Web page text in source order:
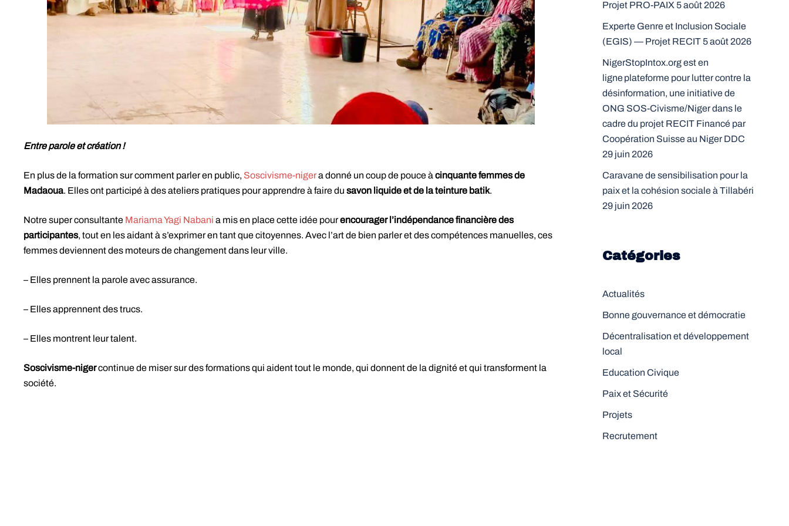
Entre parole et création !
En plus de la formation sur comment parler en public, Soscivisme-nigera donné un coup de pouce à cinquante femmes de
Madaoua. Elles ont participé à des ateliers pratiques pour apprendre à faire du savon liquide et de la teinture batik.
Notre super consultante Mariama Yagi Nabani a mis en place cette idée pourencourager l’indépendance financière des
participantes, tout en les aidant à s’exprimer en tant que citoyennes. Avec l’art de bien parler et des compétences manuelles, ces
femmes deviennent des moteurs de changement dans leur ville.
– Elles prennent la parole avec assurance.
– Elles apprennent des trucs.
– Elles montrent leur talent.
Soscivisme-nigercontinue de miser sur des formations qui aident tout le monde, qui donnent de la dignité et qui transforment la
société.
Projet PRO-PAIX 5 août 2026
Experte Genre et Inclusion Sociale
(EGIS) — Projet RECIT 5 août 2026
NigerStopIntox.org est en
ligne plateforme pour lutter contre la
désinformation, une initiative de
ONG SOS-Civisme/Niger dans le
cadre du projet RECIT Financé par
Coopération Suisse au Niger DDC
29 juin 2026
Caravane de sensibilisation pour la
paix et la cohésion sociale à Tillabéri
29 juin 2026
Catégories
Actualités
Bonne gouvernance et démocratie
Décentralisation et développement
local
Education Civique
Paix et Sécurité
Projets
Recrutement